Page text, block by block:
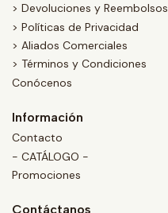
> Devoluciones y Reembolsos
> Políticas de Privacidad
> Aliados Comerciales
> Términos y Condiciones
Conócenos
Información
Contacto
- CATÁLOGO -
Promociones
Contáctanos